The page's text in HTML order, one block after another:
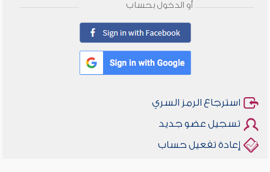
أو الدخول بحساب
استرجاع الرمز السري
تسجيل عضو جديد
إعادة تفعيل حساب